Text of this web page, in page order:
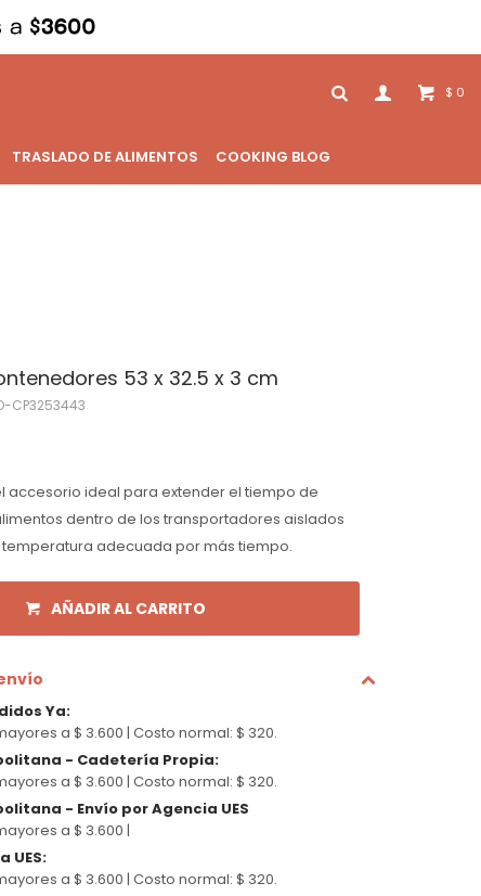
TRASLADO DE ALIMENTOS COOKING BLOG
$ 0
53 x 32.5 x 3 cm
CP3253443
accesorio ideal para extender el tiempo de
dentro de los transportadores aislados
temperatura adecuada por más tiempo.
AÑADIR AL CARRITO
Ya:
a $ 3.600 | Costo normal: $ 320.
- Cadetería Propia:
a $ 3.600 | Costo normal: $ 320.
- Envío por Agencia UES
a $ 3.600 |
UES:
a $ 3.600 | Costo normal: $ 320.